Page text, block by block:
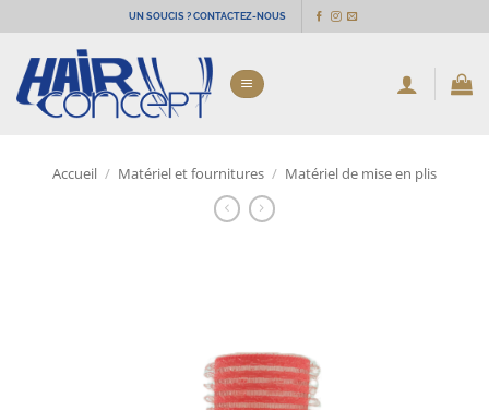
au
contenu
UN SOUCIS ? CONTACTEZ-NOUS
Accueil / Matériel et fournitures / Matériel de mise en plis